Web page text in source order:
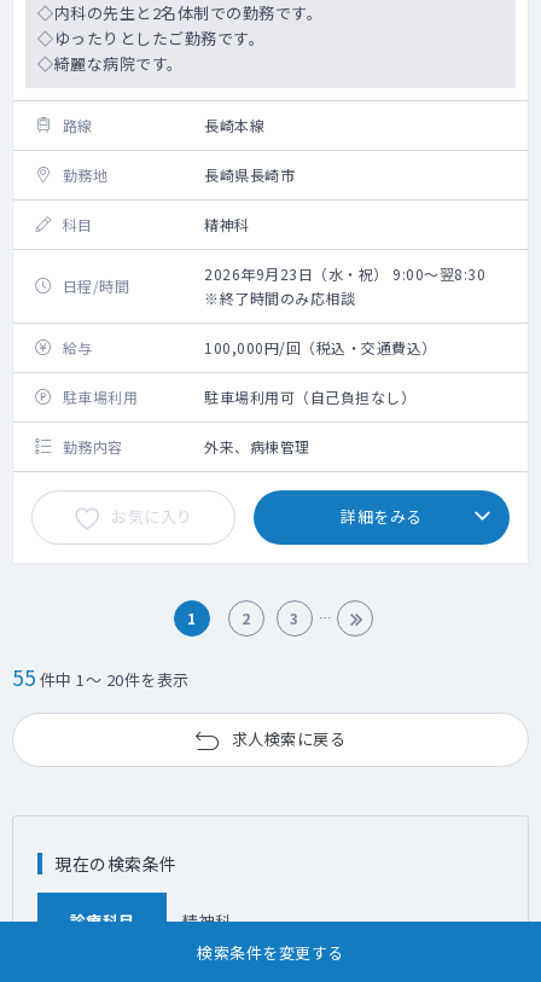
◇内科の先生と2名体制での勤務です。
◇ゆったりとしたご勤務です。
◇綺麗な病院です。
路線 長崎本線
勤務地 長崎県長崎市
科目 精神科
日程/時間
2026年9月23日（水・祝） 9:00～翌8:30
※終了時間のみ応相談
給与 100,000円/回（税込・交通費込）
駐車場利用 駐車場利用可（自己負担なし）
勤務内容 外来、病棟管理
お気に入り 詳細をみる
1 2 3
55 件中 1～ 20件を表示
求人検索に戻る
検索条件を変更する
現在の検索条件
診療科目 精神科